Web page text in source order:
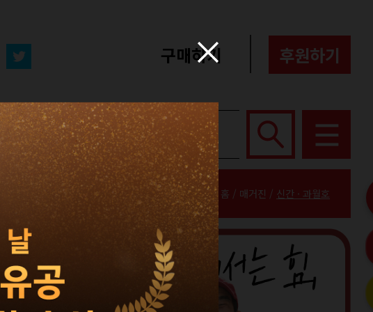
구매하기 후원하기
빅이슈 서포터즈 About
홈 / 매거진 / 신간 · 과월호